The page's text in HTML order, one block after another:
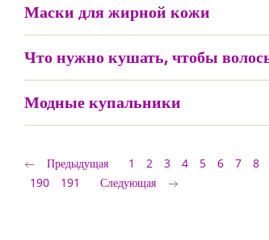
Маски для жирной кожи
Что нужно кушать, чтобы
Модные купальники
Предыдущая 1 2 3 4 5 6 7 8
190
191 Следующая